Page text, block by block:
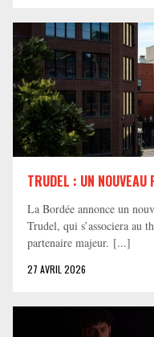
TRUDEL : UN
La Bordée annonce un
Trudel, qui s’associera au
partenaire majeur. [...]
27 AVRIL 2026